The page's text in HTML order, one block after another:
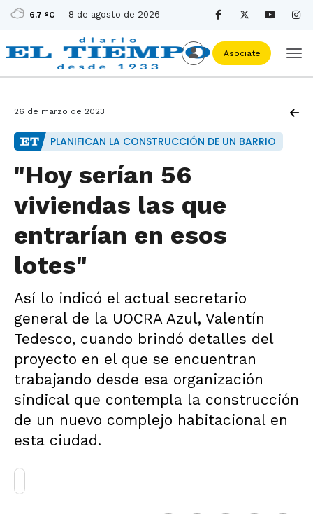
6.7 ºC 8 de agosto de 2026
Asociate
26 de marzo de 2023
PLANIFICAN LA CONSTRUCCIÓN DE UN BARRIO
"Hoy serían 56
viviendas las que
entrarían en esos
lotes"
Así lo indicó el actual secretario
general de la UOCRA Azul, Valentín
Tedesco, cuando brindó detalles del
proyecto en el que se encuentran
trabajando desde esa organización
sindical que contempla la construcción
de un nuevo complejo habitacional en
esta ciudad.